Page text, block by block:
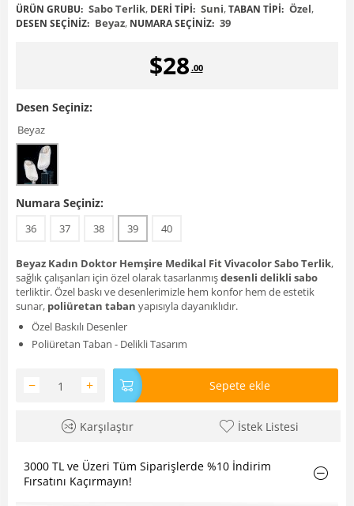
ÜRÜN GRUBU: Sabo Terlik, DERI TIPI: Suni,TABAN TIPI: Özel,
DESEN SEÇINIZ: Beyaz, NUMARA SEÇINIZ: 39
$28 .00
Desen Seçiniz:
Beyaz
Numara Seçiniz:
36 37 38 39 40
Beyaz Kadın Doktor Hemşire Medikal Fit Vivacolor Sabo Terlik,
sağlık çalışanları için özel olarak tasarlanmışdesenli delikli sabo
terliktir. Özel baskı ve desenlerimizle hem konfor hem de estetik
sunar, poliüretan taban yapısıyla dayanıklıdır.
Özel Baskılı Desenler
Poliüretan Taban - Delikli Tasarım
+
− Sepete ekle
Karşılaştır İstek Listesi
3000 TL ve Üzeri Tüm Siparişlerde %10 İndirim
Fırsatını Kaçırmayın!